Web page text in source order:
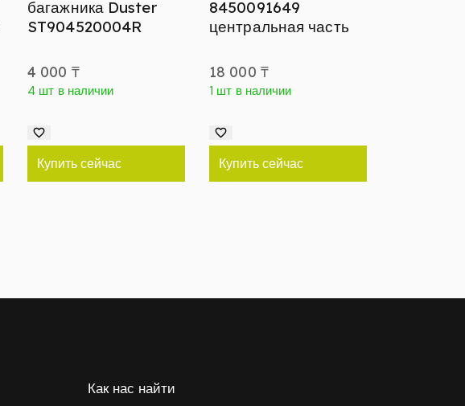
багажника Duster
ST904520004R
4 000 ₸
4 шт в наличии
Купить сейчас
8450091649
центральная часть
18 000 ₸
1 шт в наличии
Купить сейчас
Как нас найти